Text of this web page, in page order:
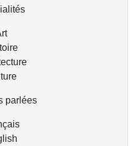
parlées